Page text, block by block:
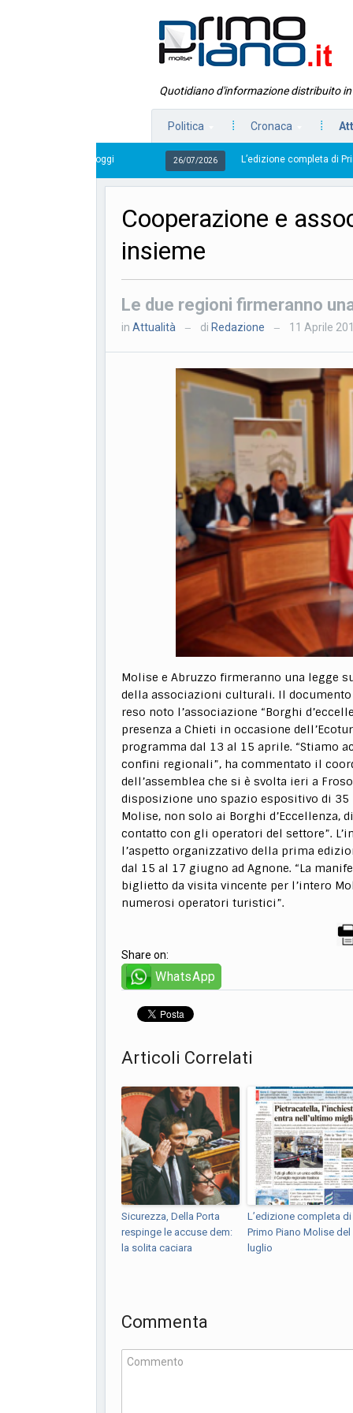
Quotidiano d'informazione distribuito
Politica Cronaca
26/07/2026 L’edizione completa di Primo Piano Molise
Cooperazione e
insieme
Le due regioni firmeranno
in Attualità — di Redazione — 11 Aprile
Molise e Abruzzo firmeranno una legge
della associazioni culturali. Il
reso noto l’associazione “Borghi
presenza a Chieti in occasione
programma dal 13 al 15 aprile. “Stiamo
confini regionali”, ha commentato il
dell’assemblea che si è svolta ieri a
disposizione uno spazio espositivo di 35
Molise, non solo ai Borghi
contatto con gli operatori del settore”.
l’aspetto organizzativo della prima
dal 15 al 17 giugno ad Agnone. “La
biglietto da visita vincente per l’intero
numerosi operatori turistici”.
Share on:
WhatsApp
Articoli Correlati
Sicurezza, Della Porta
respinge le accuse dem:
la solita caciara
L’edizione completa di
Primo Piano Molise del
luglio
Commenta